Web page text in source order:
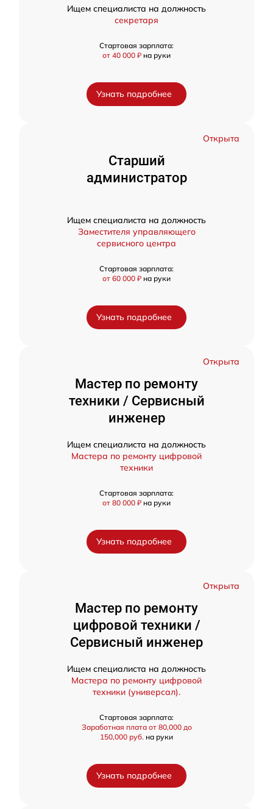
Ищем специалиста на должность
секретаря
Стартовая зарплата:
от 40 000 ₽ на руки
Узнать подробнее
Открыта
Старший
администратор
Ищем специалиста на должность
Заместителя управляющего
сервисного центра
Стартовая зарплата:
от 60 000 ₽ на руки
Узнать подробнее
Открыта
Мастер по ремонту
техники / Сервисный
инженер
Ищем специалиста на должность
Мастера по ремонту цифровой
техники
Стартовая зарплата:
от 80 000 ₽ на руки
Узнать подробнее
Открыта
Мастер по ремонту
цифровой техники /
Сервисный инженер
Ищем специалиста на должность
Мастера по ремонту цифровой
техники (универсал).
Стартовая зарплата:
Заработная плата от 80,000 до
150,000 руб. на руки
Узнать подробнее